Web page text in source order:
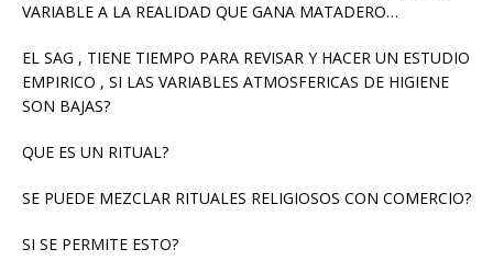
VARIABLE A LA REALIDAD QUE GANA MATADERO…
EL SAG , TIENE TIEMPO PARA REVISAR Y HACER UN ESTUDIO
EMPIRICO , SI LAS VARIABLES ATMOSFERICAS DE HIGIENE
SON BAJAS?
QUE ES UN RITUAL?
SE PUEDE MEZCLAR RITUALES RELIGIOSOS CON COMERCIO?
SI SE PERMITE ESTO?